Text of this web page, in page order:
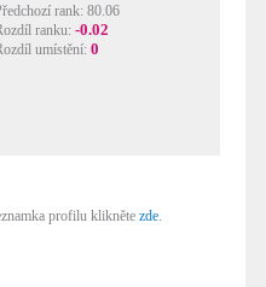
rank: 80.06
ranku: -0.02
umístění: 0
profilu klikněte zde.